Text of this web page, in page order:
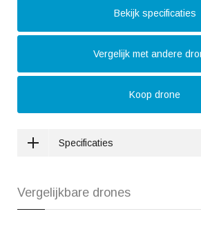
Bekijk specificaties
Vergelijk met andere
Koop drone
Specificaties
Vergelijkbare drones